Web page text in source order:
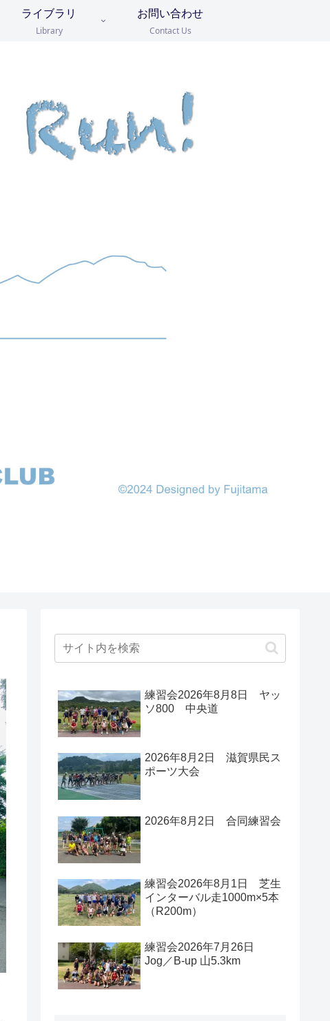
ライブラリ
Library
お問い合わせ
Contact Us
練習会2026年8月8日 ヤッ
ソ800 中央道
2026年8月2日 滋賀県民ス
ポーツ大会
2026年8月2日 合同練習会
練習会2026年8月1日 芝生
インターバル走1000m×5本
（R200m）
練習会2026年7月26日
Jog／B-up 山5.3km